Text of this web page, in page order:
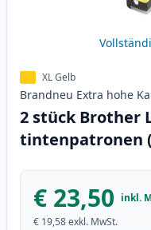
XL Gelb
Brandneu Extra hohe
2 stück Brother
tintenpatronen
€ 23,50 inkl.
€ 19,58exkl. MwSt.